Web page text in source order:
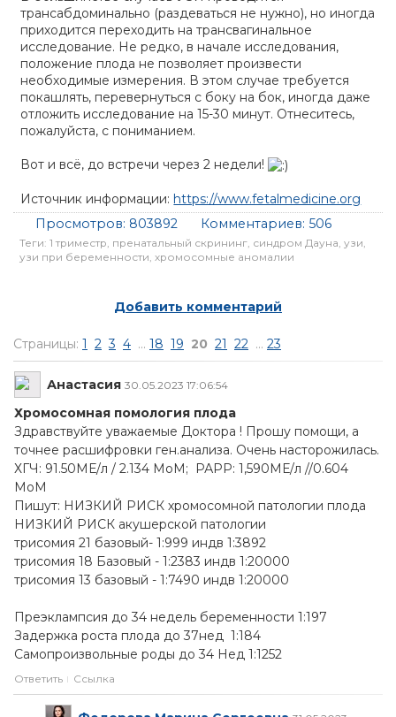
трансабдоминально (раздеваться не нужно), но иногда
приходится переходить на транcвагинальное
исследование. Не редко, в начале исследования,
положение плода не позволяет произвести
необходимые измерения. В этом случае требуется
покашлять, перевернуться с боку на бок, иногда даже
отложить исследование на 15-30 минут. Отнеситесь,
пожалуйста, с пониманием.
Вот и всё, до встречи через 2 недели!
Источник информации: https://www.fetalmedicine.org
Просмотров: 803892 Комментариев: 506
Теги:1 триместр пренатальный скрининг синдром Дауна ,узи
узи при беременности ,хромосомные аномалии
Добавить комментарий
Страницы: 1 2 3 4 ... 18 19 20 21 22 ... 23
Анастасия 30.05.2023 17:06:54
Хромосомная помология плода
Здравствуйте уважаемые Доктора ! Прошу помощи, а
точнее расшифровки ген.анализа. Очень насторожилась.
ХГЧ: 91.50МЕ/л / 2.134 МоМ; РАРР: 1,590МЕ/л //0.604
МоМ
Пишут: НИЗКИЙ РИСК хромосомной патологии плода
НИЗКИЙ РИСК акушерской патологии
трисомия 21 базовый- 1:999 индв 1:3892
трисомия 18 Базовый - 1:2383 индв 1:20000
трисомия 13 базовый - 1:7490 индв 1:20000
Преэклампсия до 34 недель беременности 1:197
Задержка роста плода до 37нед 1:184
Самопроизвольные роды до 34 Нед 1:1252
Ответить Ссылка